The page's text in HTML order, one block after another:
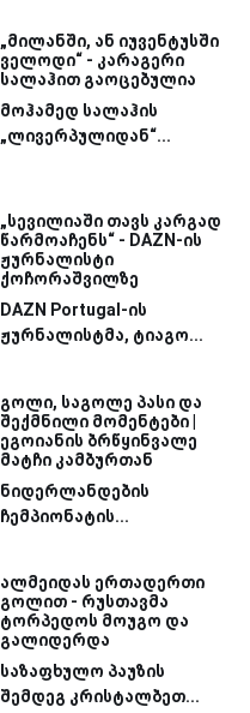
„მილანში, ან იუვენტუსში
ველოდი“ - კარაგერი
სალაჰით გაოცებულია
მოჰამედ სალაჰის
„ლივერპულიდან“...
„სევილიაში თავს კარგად
წარმოაჩენს“ - DAZN-ის
ჟურნალისტი
ქოჩორაშვილზე
DAZN Portugal-ის
ჟურნალისტმა, ტიაგო...
გოლი, საგოლე პასი და
შექმნილი მომენტები |
ეგოიანის ბრწყინვალე
მატჩი კამბურთან
ნიდერლანდების
ჩემპიონატის...
ალმეიდას ერთადერთი
გოლით - რუსთავმა
ტორპედოს მოუგო და
გალიდერდა
საზაფხულო პაუზის
შემდეგ კრისტალბეთ...